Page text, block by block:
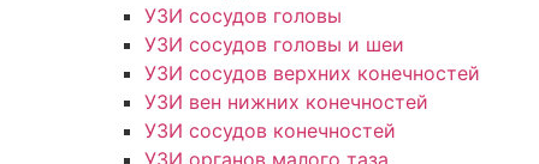
УЗИ сосудов головы
УЗИ сосудов головы и шеи
УЗИ сосудов верхних конечностей
УЗИ вен нижних конечностей
УЗИ сосудов конечностей
УЗИ органов малого таза